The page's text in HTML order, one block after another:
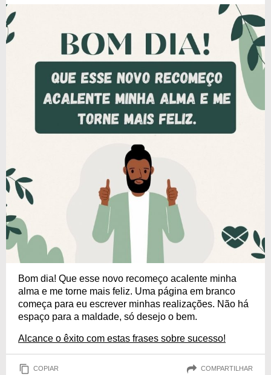
Bom dia! Que esse novo recomeço acalente minha
alma e me torne mais feliz. Uma página em branco
começa para eu escrever minhas realizações. Não há
espaço para a maldade, só desejo o bem.
Alcance o êxito com estas frases sobre sucesso!
COPIAR COMPARTILHAR